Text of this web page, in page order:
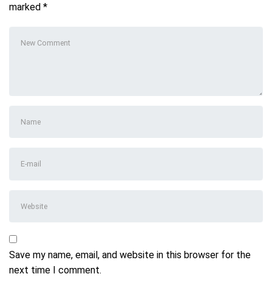
marked *
comment*
and
mail
Save my name, email, and website in this browser for the
next time I comment.